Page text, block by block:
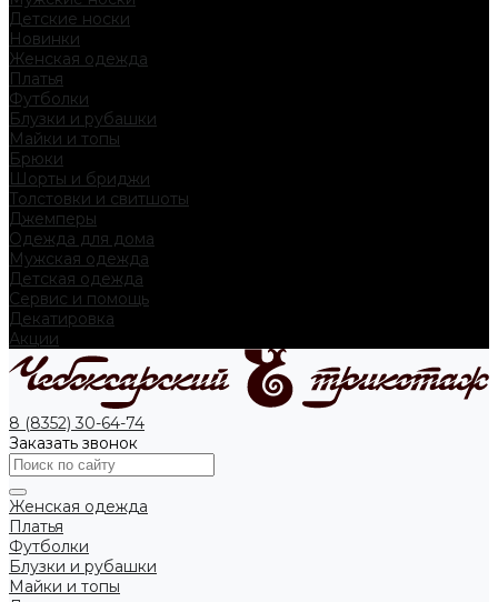
Детские носки
Новинки
Женская одежда
Платья
Футболки
Блузки и рубашки
Майки и топы
Брюки
Шорты и бриджи
Толстовки и свитшоты
Джемперы
Одежда для дома
Мужская одежда
Детская одежда
Сервис и помощь
Декатировка
Акции
8 (8352) 30-64-74
Заказать звонок
Женская одежда
Платья
Футболки
Блузки и рубашки
Майки и топы